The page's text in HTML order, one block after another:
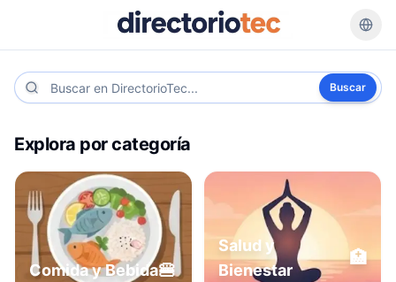
Buscar
Explora por categoría
Comida y Bebida🍔
Salud y
Bienestar
🏥